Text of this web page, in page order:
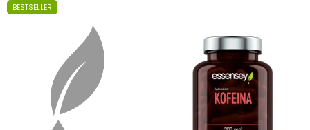
BESTSELLER